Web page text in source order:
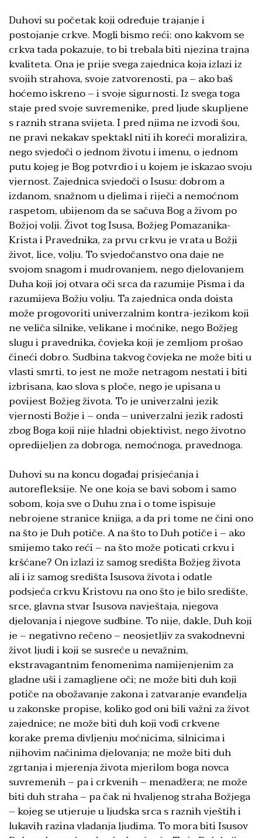
Duhovi su početak koji određuje trajanje i
postojanje crkve. Mogli bismo reći: ono kakvom se
crkva tada pokazuje, to bi trebala biti njezina trajna
kvaliteta. Ona je prije svega zajednica koja izlazi iz
svojih strahova, svoje zatvorenosti, pa – ako baš
hoćemo iskreno – i svoje sigurnosti. Iz svega toga
staje pred svoje suvremenike, pred ljude skupljene
s raznih strana svijeta. I pred njima ne izvodi šou,
ne pravi nekakav spektakl niti ih koreći moralizira,
nego svjedoči o jednom životu i imenu, o jednom
putu kojeg je Bog potvrdio i u kojem je iskazao svoju
vjernost. Zajednica svjedoči o Isusu: dobrom a
izdanom, snažnom u djelima i riječi a nemoćnom
raspetom, ubijenom da se sačuva Bog a živom po
Božjoj volji. Život tog Isusa, Božjeg Pomazanika-
Krista i Pravednika, za prvu crkvu je vrata u Božji
život, lice, volju. To svjedočanstvo ona daje ne
svojom snagom i mudrovanjem, nego djelovanjem
Duha koji joj otvara oči srca da razumije Pisma i da
razumijeva Božju volju. Ta zajednica onda doista
može progovoriti univerzalnim kontra-jezikom koji
ne veliča silnike, velikane i moćnike, nego Božjeg
slugu i pravednika, čovjeka koji je zemljom prošao
čineći dobro. Sudbina takvog čovjeka ne može biti u
vlasti smrti, to jest ne može netragom nestati i biti
izbrisana, kao slova s ploče, nego je upisana u
povijest Božjeg života. To je univerzalni jezik
vjernosti Božje i – onda – univerzalni jezik radosti
zbog Boga koji nije hladni objektivist, nego životno
opredijeljen za dobroga, nemoćnoga, pravednoga.
Duhovi su na koncu događaj prisjećanja i
autorefleksije. Ne one koja se bavi sobom i samo
sobom, koja sve o Duhu zna i o tome ispisuje
nebrojene stranice knjiga, a da pri tome ne čini ono
na što je Duh potiče. A na što to Duh potiče i – ako
smijemo tako reći – na što može poticati crkvu i
kršćane? On izlazi iz samog središta Božjeg života
ali i iz samog središta Isusova života i odatle
podsjeća crkvu Kristovu na ono što je bilo središte,
srce, glavna stvar Isusova navještaja, njegova
djelovanja i njegove sudbine. To nije, dakle, Duh koji
je – negativno rečeno – neosjetljiv za svakodnevni
život ljudi i koji se susreće u nevažnim,
ekstravagantnim fenomenima namijenjenim za
gladne uši i zamagljene oči; ne može biti duh koji
potiče na obožavanje zakona i zatvaranje evanđelja
u zakonske propise, koliko god oni bili važni za život
zajednice; ne može biti duh koji vodi crkvene
korake prema divljenju moćnicima, silnicima i
njihovim načinima djelovanja; ne može biti duh
zgrtanja i mjerenja života mjerilom boga novca
suvremenih – pa i crkvenih – menadžera; ne može
biti duh straha – pa čak ni hvaljenog straha Božjega
– kojeg se utjeruje u ljudska srca s raznih vještih i
lukavih razina vladanja ljudima. To mora biti Isusov